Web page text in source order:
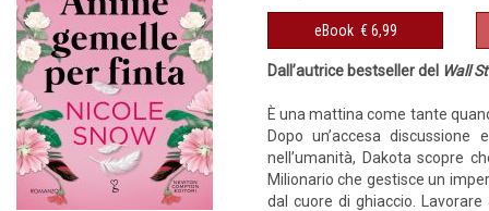
eBook € 6,99
Dall’autrice bestseller del Wall
È una mattina come tante
Dopo un’accesa
nell’umanità, Dakota scopre
Milionario che gestisce un
dal cuore di ghiaccio.